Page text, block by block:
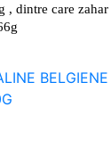
, dintre care